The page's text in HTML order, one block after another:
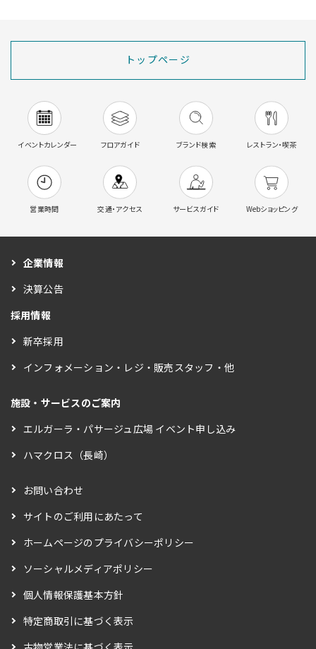
トップページ
イベントカレンダー フロアガイド ブランド検索 レストラン・喫茶
営業時間 交通・アクセス サービスガイド Webショッピング
企業情報
決算公告
採用情報
新卒採用
インフォメーション・レジ・販売スタッフ・他
施設・サービスのご案内
エルガーラ・パサージュ広場 イベント申し込み
ハマクロス（長崎）
お問い合わせ
サイトのご利用にあたって
ホームページのプライバシーポリシー
ソーシャルメディアポリシー
個人情報保護基本方針
特定商取引に基づく表示